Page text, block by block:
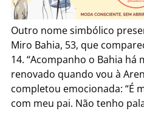
Outro nome simbólico
Miro Bahia, 53, que
14. “Acompanho o Bahia há
renovado quando vou à
completou emocionada: “É
com meu pai. Não tenho